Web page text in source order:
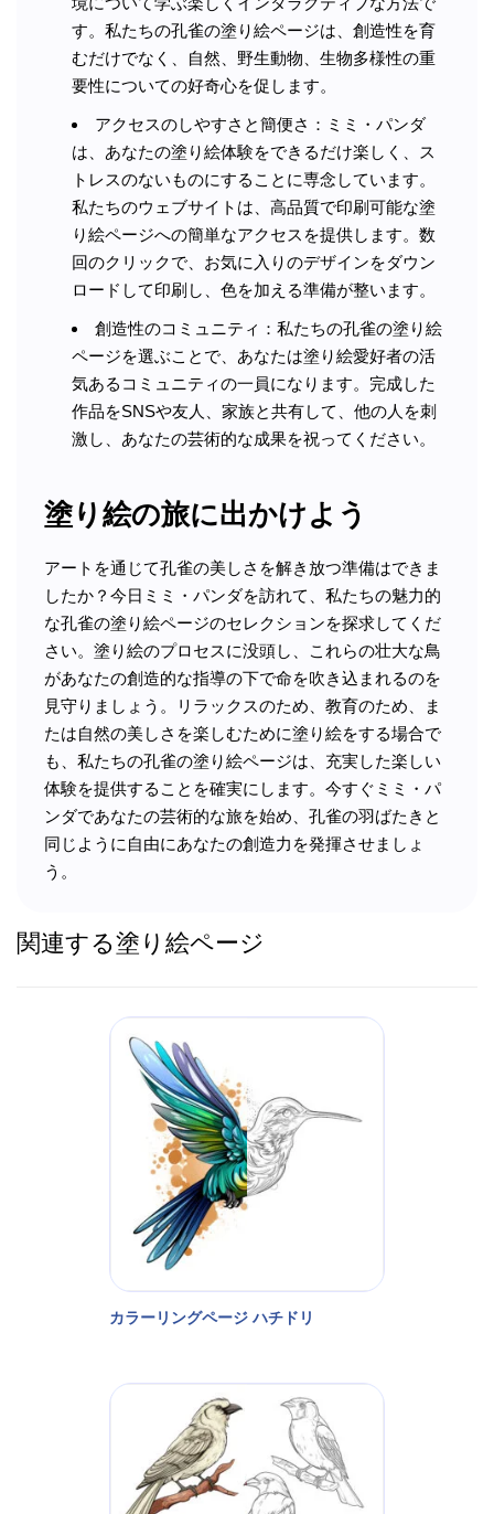
す。私たちの孔雀の塗り絵ページは、創造性を育
むだけでなく、自然、野生動物、生物多様性の重
要性についての好奇心を促します。
アクセスのしやすさと簡便さ：ミミ・パンダ
は、あなたの塗り絵体験をできるだけ楽しく、ス
トレスのないものにすることに専念しています。
私たちのウェブサイトは、高品質で印刷可能な塗
り絵ページへの簡単なアクセスを提供します。数
回のクリックで、お気に入りのデザインをダウン
ロードして印刷し、色を加える準備が整います。
創造性のコミュニティ：私たちの孔雀の塗り絵
ページを選ぶことで、あなたは塗り絵愛好者の活
気あるコミュニティの一員になります。完成した
作品をSNSや友人、家族と共有して、他の人を刺
激し、あなたの芸術的な成果を祝ってください。
塗り絵の旅に出かけよう
アートを通じて孔雀の美しさを解き放つ準備はできま
したか？今日ミミ・パンダを訪れて、私たちの魅力的
な孔雀の塗り絵ページのセレクションを探求してくだ
さい。塗り絵のプロセスに没頭し、これらの壮大な鳥
があなたの創造的な指導の下で命を吹き込まれるのを
見守りましょう。リラックスのため、教育のため、ま
たは自然の美しさを楽しむために塗り絵をする場合で
も、私たちの孔雀の塗り絵ページは、充実した楽しい
体験を提供することを確実にします。今すぐミミ・パ
ンダであなたの芸術的な旅を始め、孔雀の羽ばたきと
同じように自由にあなたの創造力を発揮させましょ
う。
関連する塗り絵ページ
カラーリングページ ハチドリ